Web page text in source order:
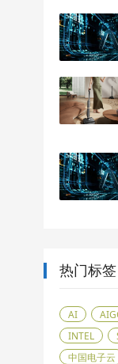
热门标签
AI
INTEL
中国电子云